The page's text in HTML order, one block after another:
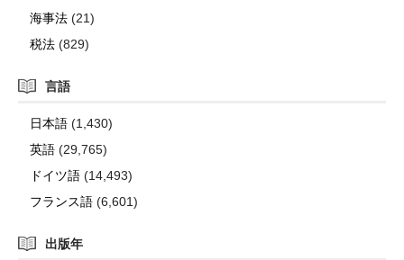
海事法(21)
税法(829)
言語
日本語(1,430)
英語(29,765)
ドイツ語(14,493)
フランス語(6,601)
出版年